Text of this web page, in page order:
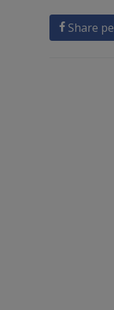
Share pe